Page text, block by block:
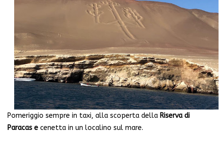
Pomeriggio sempre in taxi, alla scoperta della Riserva di
Paracas e cenetta in un localino sul mare.